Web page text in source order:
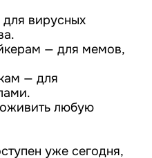
вирусных
— для мемов,
— для
любую
уже сегодня,